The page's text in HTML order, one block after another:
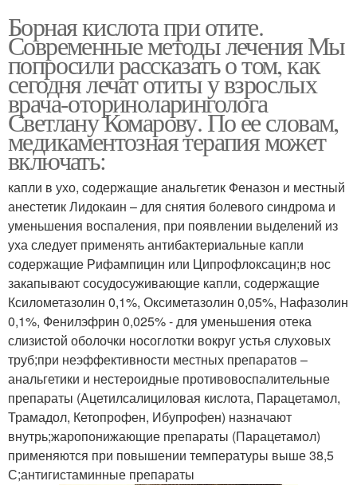
Борная кислота при отите.
Современные методы лечения Мы
попросили рассказать о том, как
сегодня лечат отиты у взрослых
врача-оториноларинголога
Светлану Комарову. По ее словам,
медикаментозная терапия может
включать:
капли в ухо, содержащие анальгетик Феназон и местный
анестетик Лидокаин – для снятия болевого синдрома и
уменьшения воспаления, при появлении выделений из
уха следует применять антибактериальные капли
содержащие Рифампицин или Ципрофлоксацин;в нос
закапывают сосудосуживающие капли, содержащие
Ксилометазолин 0,1%, Оксиметазолин 0,05%, Нафазолин
0,1%, Фенилэфрин 0,025% - для уменьшения отека
слизистой оболочки носоглотки вокруг устья слуховых
труб;при неэффективности местных препаратов –
анальгетики и нестероидные противовоспалительные
препараты (Ацетилсалициловая кислота, Парацетамол,
Трамадол, Кетопрофен, Ибупрофен) назначают
внутрь;жаропонижающие препараты (Парацетамол)
применяются при повышении температуры выше 38,5
С;антигистаминные препараты